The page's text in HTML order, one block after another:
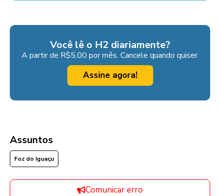
Você lê o H2 diariamente?
A partir de R$5,00 por mês. Cancele quando quiser.
Assine agora!
Assuntos
Foz do Iguaçu
Comunicar erro